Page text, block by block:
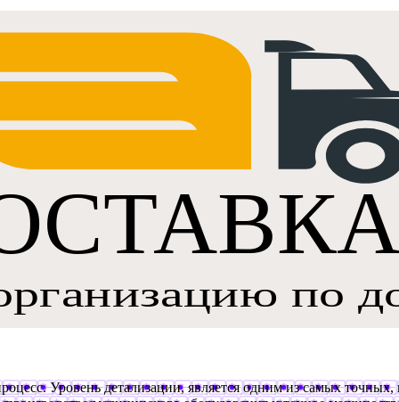
Уровень детализации, является одним из самых